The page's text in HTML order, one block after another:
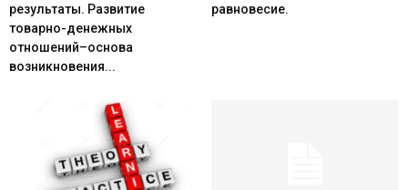
результаты. Развитие
товарно-денежных
отношений–основа
возникновения...
равновесие.